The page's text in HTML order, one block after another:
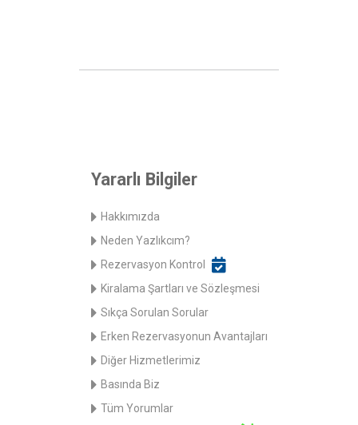
Yararlı Bilgiler
Hakkımızda
Neden Yazlıkcım?
Rezervasyon Kontrol
Kiralama Şartları ve Sözleşmesi
Sıkça Sorulan Sorular
Erken Rezervasyonun Avantajları
Diğer Hizmetlerimiz
Basında Biz
Tüm Yorumlar